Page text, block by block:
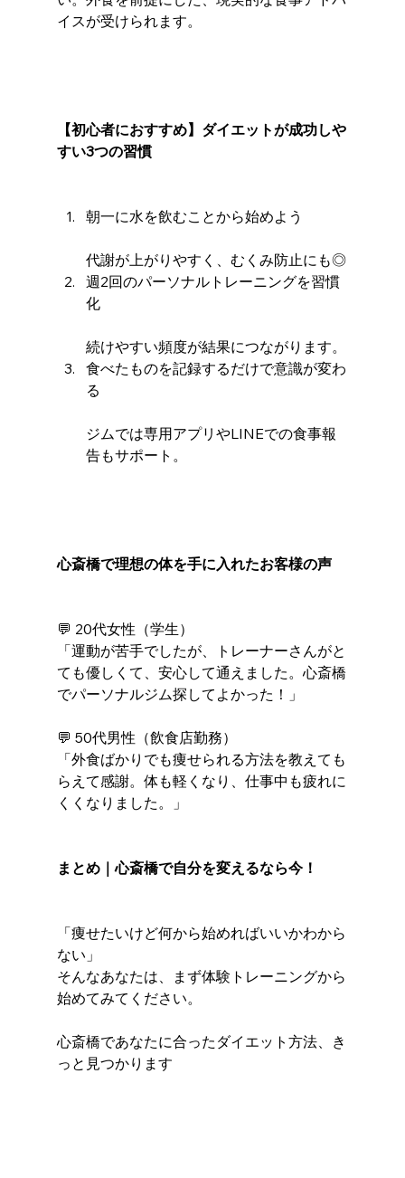
イスが受けられます。
【初心者におすすめ】ダイエットが成功しや
すい3つの習慣
朝一に水を飲むことから始めよう
代謝が上がりやすく、むくみ防止にも◎
週2回のパーソナルトレーニングを習慣
化
続けやすい頻度が結果につながります。
食べたものを記録するだけで意識が変わ
る
ジムでは専用アプリやLINEでの食事報
告もサポート。
心斎橋で理想の体を手に入れたお客様の声
💬 20代女性（学生）
「運動が苦手でしたが、トレーナーさんがと
ても優しくて、安心して通えました。心斎橋
でパーソナルジム探してよかった！」
💬 50代男性（飲食店勤務）
「外食ばかりでも痩せられる方法を教えても
らえて感謝。体も軽くなり、仕事中も疲れに
くくなりました。」
まとめ｜心斎橋で自分を変えるなら今！
「痩せたいけど何から始めればいいかわから
ない」
そんなあなたは、まず体験トレーニングから
始めてみてください。
心斎橋であなたに合ったダイエット方法、き
っと見つかります